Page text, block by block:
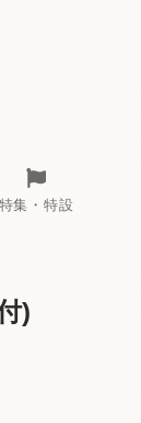
特集・特設
)